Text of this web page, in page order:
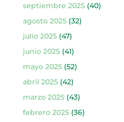
septiembre 2025(40)
agosto 2025(32)
julio 2025(47)
junio 2025(41)
mayo 2025(52)
abril 2025(42)
marzo 2025(43)
febrero 2025(36)